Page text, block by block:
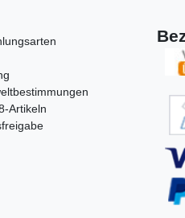
Artikeln